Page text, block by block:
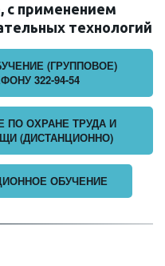
с применением
технологий
(ГРУППОВОЕ)
322-94-54
ПО ОХРАНЕ ТРУДА И
(ДИСТАНЦИОННО)
ОБУЧЕНИЕ